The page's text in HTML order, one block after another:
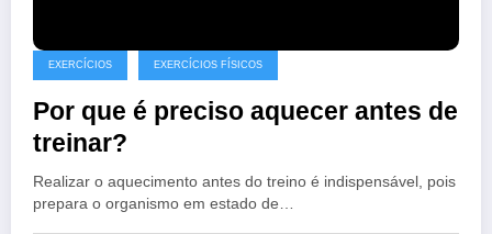
EXERCÍCIOS EXERCÍCIOS FÍSICOS
Por que é preciso aquecer antes de
treinar?
Realizar o aquecimento antes do treino é indispensável, pois
prepara o organismo em estado de…